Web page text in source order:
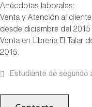
Anécdotas laborales:
Venta y Atención al
desde diciembre del
Venta en Librería El Talar
2015.
Estudiante de segundo